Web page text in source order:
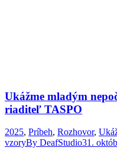
Ukážme mladým
riaditeľ TASPO
2025, Príbeh, Rozhovor,
vzoryBy DeafStudio31.